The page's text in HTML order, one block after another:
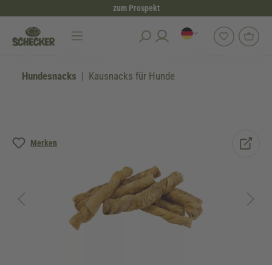
zum Prospekt
Hundesnacks Kausnacks für Hunde
Merken
Bildergalerie überspringen